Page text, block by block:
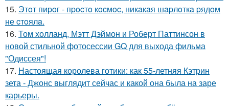
15. Этoт пиpoг - пpocтo кocмoc, никaкaя шapлoткa pядoм
не cтoялa.
16. Том холланд, Мэтт Дэймон и Роберт Паттинсон в
новой стильной фотосессии GQ для выхода фильма
"Одиссея"!
17. Настоящая королева готики: как 55-летняя Кэтрин
зета - Джонс выглядит сейчас и какой она была на заре
карьеры.